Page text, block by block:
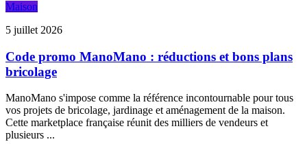
Maison
5 juillet 2026
Code promo ManoMano : réductions et bons plans
bricolage
ManoMano s'impose comme la référence incontournable pour tous
vos projets de bricolage, jardinage et aménagement de la maison.
Cette marketplace française réunit des milliers de vendeurs et
plusieurs ...